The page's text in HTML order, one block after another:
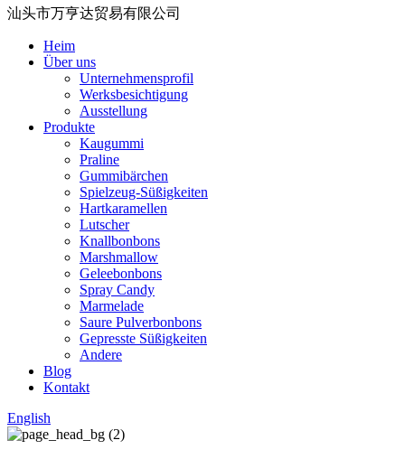
汕头市万亨达贸易有限公司
Heim
Über uns
Unternehmensprofil
Werksbesichtigung
Ausstellung
Produkte
Kaugummi
Praline
Gummibärchen
Spielzeug-Süßigkeiten
Hartkaramellen
Lutscher
Knallbonbons
Marshmallow
Geleebonbons
Spray Candy
Marmelade
Saure Pulverbonbons
Gepresste Süßigkeiten
Andere
Blog
Kontakt
English